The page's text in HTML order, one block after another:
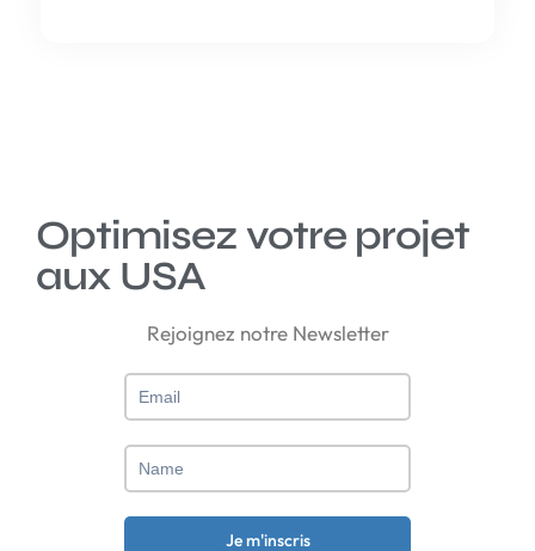
Optimisez votre projet
aux USA
Rejoignez notre Newsletter